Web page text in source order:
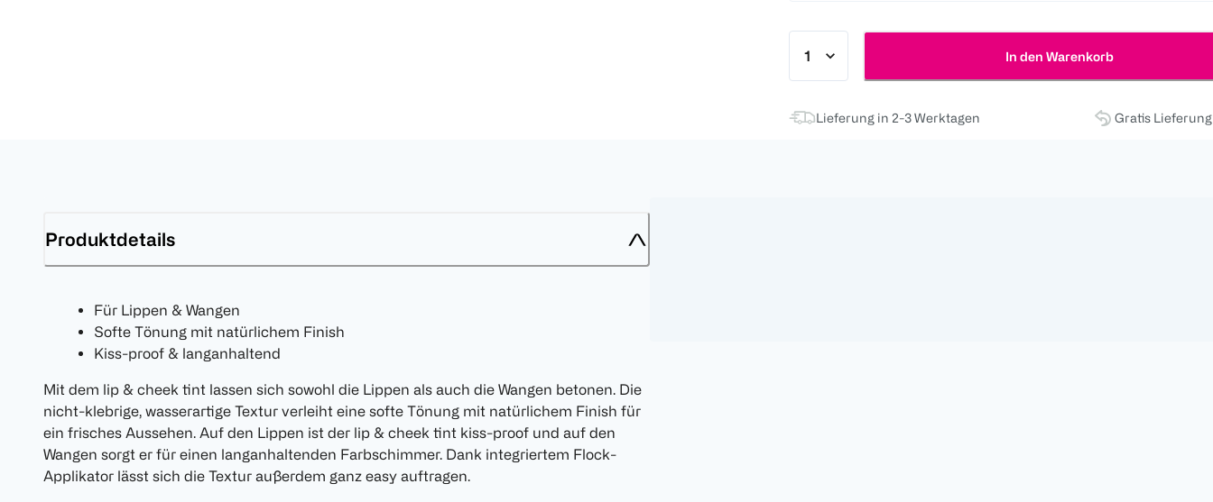
In den Warenkorb
Lieferung in 2-3 Werktagen Gratis
Produktdetails
Für Lippen & Wangen
Softe Tönung mit natürlichem Finish
Kiss-proof & langanhaltend
Mit dem lip & cheek tint lassen sich sowohl die Lippen als auch die Wangen betonen. Die
nicht-klebrige, wasserartige Textur verleiht eine softe Tönung mit natürlichem Finish für
ein frisches Aussehen. Auf den Lippen ist der lip & cheek tint kiss-proof und auf den
Wangen sorgt er für einen langanhaltenden Farbschimmer. Dank integriertem Flock-
Applikator lässt sich die Textur außerdem ganz easy auftragen.